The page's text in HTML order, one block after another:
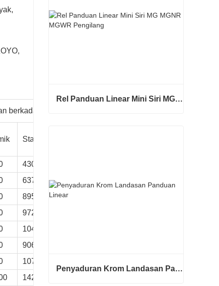
berkadar
Statik
43000
63700
89500
0.442
97200
104000
90600
107600
142300
Rel Panduan Linear Mini Siri MG MGNR MGWR Pengilang
Penyaduran Krom Landasan Panduan Linear